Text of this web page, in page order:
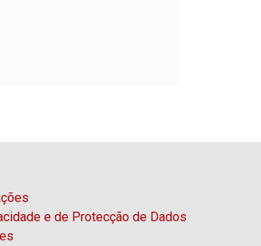
e de Protecção de Dados